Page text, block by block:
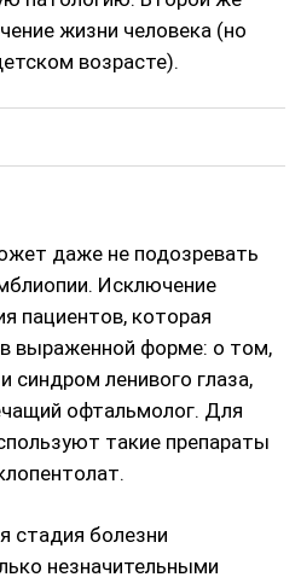
жизни человека (но
возрасте).
даже не подозревать
Исключение
пациентов, которая
выраженной форме: о том,
синдром ленивого глаза,
офтальмолог. Для
такие препараты
стадия болезни
незначительными